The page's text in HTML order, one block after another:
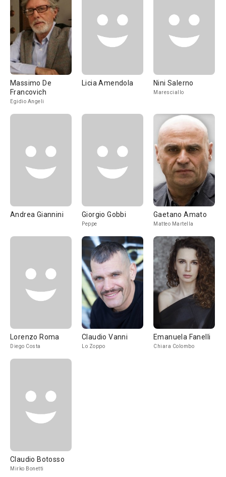
Massimo De
Francovich
Egidio Angeli
Licia Amendola Nini Salerno
Maresciallo
Andrea Giannini Giorgio Gobbi
Peppe
Gaetano Amato
Matteo Martella
Lorenzo Roma
Diego Costa
Claudio Vanni
Lo Zoppo
Emanuela Fanelli
Chiara Colombo
Claudio Botosso
Mirko Bonetti